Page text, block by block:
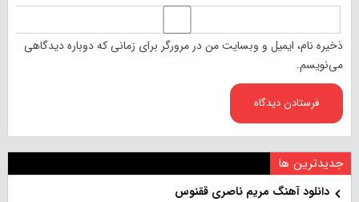
ذخیره نام، ایمیل و وبسایت من در مرورگر برای زمانی که دوباره دیدگاهی
می‌نویسم.
جدیدترین ها
دانلود آهنگ مریم ناصری ققنوس